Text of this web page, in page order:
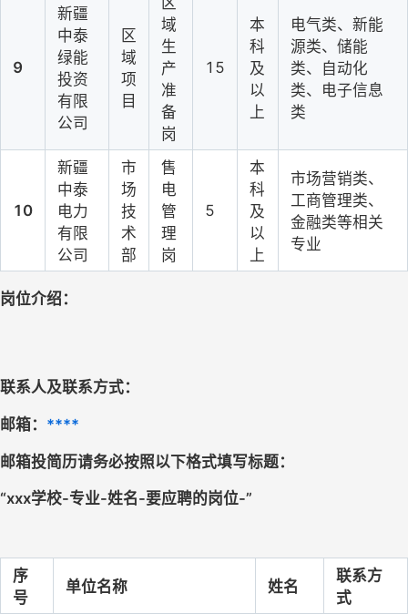
9
新疆
中泰
绿能
投资
有限
公司
区
域
项
目
域
生
产
准
备
岗
15
本
科
及
以
上
电气类、新能
源类、储能
类、自动化
类、电子信息
类
10
新疆
中泰
电力
有限
公司
市
场
技
术
部
售
电
管
理
岗
5
本
科
及
以
上
市场营销类、
工商管理类、
金融类等相关
专业
岗位介绍：
联系人及联系方式：
邮箱： ****
邮箱投简历请务必按照以下格式填写标题：
“xxx学校-专业-姓名-要应聘的岗位-”
序
号
单位名称 姓名
联系方
式